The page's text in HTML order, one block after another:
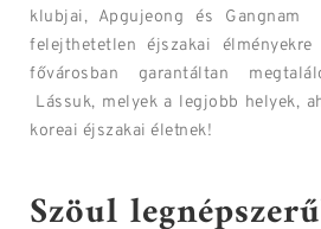
klubjai, Apgujeong és Gangnam
felejthetetlen éjszakai
fővárosban garantáltan
Lássuk, melyek a legjobb helyek,
koreai éjszakai életnek!
Szöul